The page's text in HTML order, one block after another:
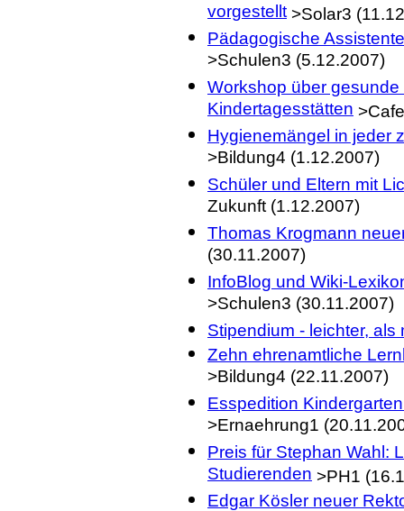
vorgestellt>Solar3
Pädagogische
>Schulen3 (5.12.2007)
Workshop über
Kindertagesstätten
Hygienemängel in jeder
>Bildung4 (1.12.2007)
Schüler und Eltern mit
Zukunft (1.12.2007)
Thomas Krogmann
(30.11.2007)
InfoBlog und Wiki-
>Schulen3 (30.11.2007)
Stipendium - leichter, als
Zehn ehrenamtliche
>Bildung4 (22.11.2007)
Esspedition
>Ernaehrung1
Preis für Stephan Wahl:
Studierenden >PH1
Edgar Kösler neuer